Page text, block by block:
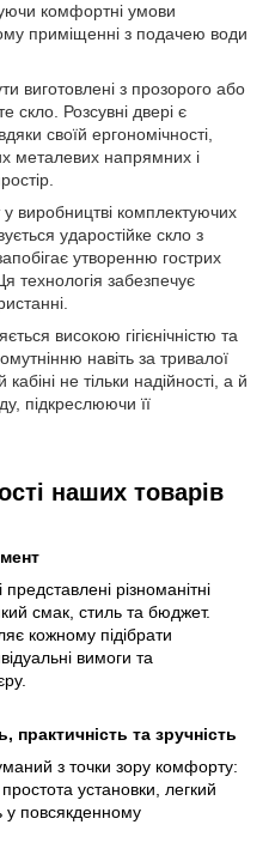
комфортні умови
приміщенні з подачею води
виготовлені з прозорого або
скло. Розсувні двері є
своїй ергономічності,
металевих напрямних і
виробництві комплектуючих
ударостійке скло з
утворенню гострих
технологія забезпечує
високою гігієнічністю та
навіть за тривалої
не тільки надійності, а й
підкреслюючи її
наших товарів
різноманітні
смак, стиль та бюджет.
кожному підібрати
вимоги та
практичність та зручність
з точки зору комфорту:
простота установки, легкий
у повсякденному